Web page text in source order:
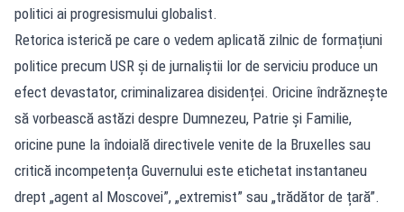
politici ai progresismului globalist.
Retorica isterică pe care o vedem aplicată zilnic de formațiuni
politice precum USR și de jurnaliștii lor de serviciu produce un
efect devastator, criminalizarea disidenței. Oricine îndrăznește
să vorbească astăzi despre Dumnezeu, Patrie și Familie,
oricine pune la îndoială directivele venite de la Bruxelles sau
critică incompetența Guvernului este etichetat instantaneu
drept „agent al Moscovei”, „extremist” sau „trădător de țară”.